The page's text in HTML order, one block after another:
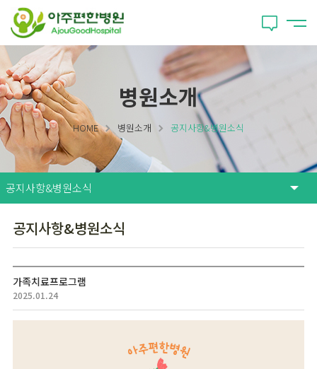
병원소개
HOME 병원소개 공지사항&병원소식
공지사항&병원소식
가족치료프로그램
2025.01.24